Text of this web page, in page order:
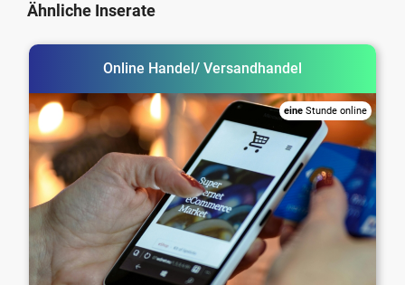
Ähnliche Inserate
Online Handel/ Versandhandel
eine Stunde online